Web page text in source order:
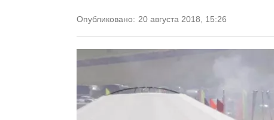
Опубликовано: 20 августа 2018, 15:26